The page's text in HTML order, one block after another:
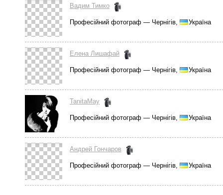
Вадим Тимко
Професійний фотограф — Чернігів, Україна
Елена Лишафай
Професійний фотограф — Чернігів, Україна
TanitaMay
Професійний фотограф — Чернігів, Україна
Андрей Гончаров
Професійний фотограф — Чернігів, Україна